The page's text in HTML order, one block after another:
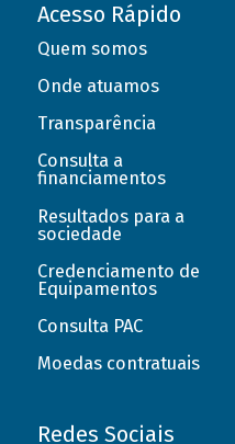
Acesso Rápido
Quem somos
Onde atuamos
Transparência
Consulta a
financiamentos
Resultados para a
sociedade
Credenciamento de
Equipamentos
Consulta PAC
Moedas contratuais
Redes Sociais